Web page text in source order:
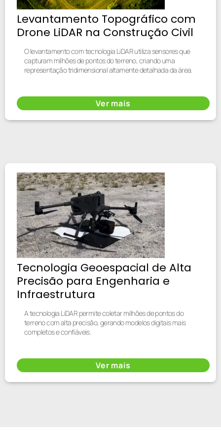
Levantamento Topográfico com
Drone LiDAR na Construção Civil
O levantamento com tecnologia LiDAR utiliza sensores que
capturam milhões de pontos do terreno, criando uma
representação tridimensional altamente detalhada da área.
Ver mais
Tecnologia Geoespacial de Alta
Precisão para Engenharia e
Infraestrutura
A tecnologia LiDAR permite coletar milhões de pontos do
terreno com alta precisão, gerando modelos digitais mais
completos e confiáveis.
Ver mais